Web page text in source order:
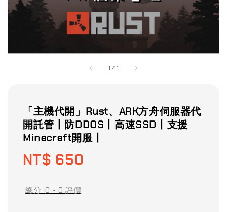
1 / 1
「主機代開」Rust、ARK方舟伺服器代
開託管丨防DDOS丨高速SSD丨支援
Minecraft開服丨
Regular
NT$ 650
總分: 0 - 0 評價